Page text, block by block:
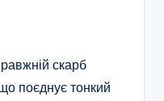
скарб
поєднує тонкий